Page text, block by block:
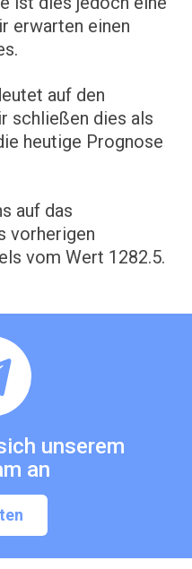
erwarten einen
auf den
schließen dies als
heutige Prognose
auf das
vorherigen
vom Wert 1282.5.
unserem
an